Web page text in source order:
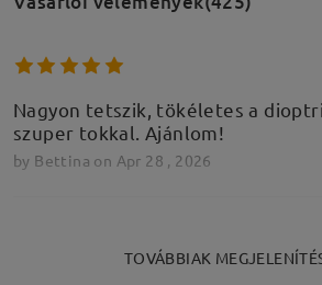
Nagyon tetszik, tökéletes a
szuper tokkal. Ajánlom!
by Bettina on Apr 28 , 2026
TOVÁBBIAK